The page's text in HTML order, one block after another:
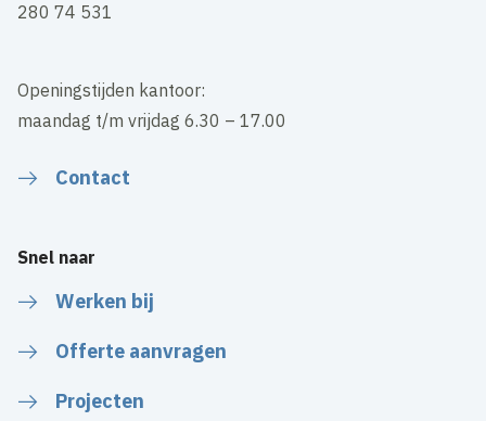
280 74 531
Openingstijden kantoor:
maandag t/m vrijdag 6.30 – 17.00
Contact
Snel naar
Werken bij
Offerte aanvragen
Projecten